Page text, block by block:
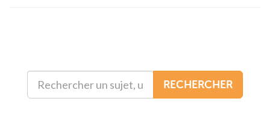
RECHERCHER